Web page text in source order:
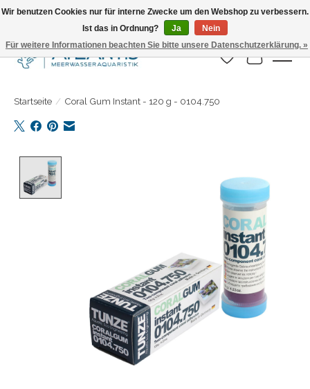
Täglicher Versand. Bestelle bis 15.00 Uhr
Wunschzettel
Ihr
Startseite / Coral Gum Instant - 120 g - 0104.750
Wir benutzen Cookies nur für interne Zwecke um den Webshop zu verbessern.
Ist das in Ordnung?
Ja
Nein
Für weitere Informationen beachten Sie bitte unsere Datenschutzerklärung. »